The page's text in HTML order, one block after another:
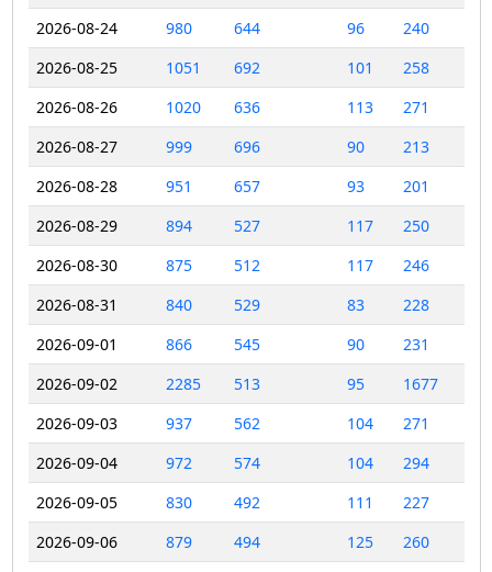
2026-08-24
980 644 96
240
2026-08-25
1051 692 101
258
2026-08-26
1020 636 113
271
2026-08-27
999 696 90
213
2026-08-28
951 657 93
201
2026-08-29
894 527 117
250
2026-08-30
875 512 117
246
2026-08-31
840 529 83
228
2026-09-01
866 545 90
231
2026-09-02
2285 513 95
1677
2026-09-03
937 562 104
271
2026-09-04
972 574 104
294
2026-09-05
830 492 111
227
2026-09-06
879 494 125 260